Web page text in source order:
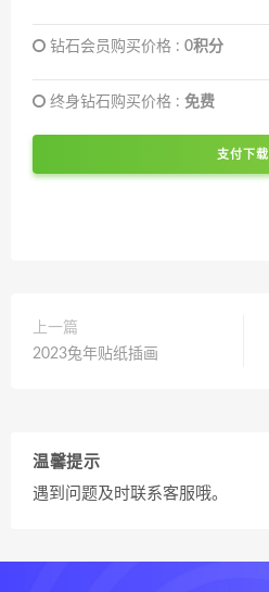
钻石会员购买价格 : 0积分
终身钻石购买价格 : 免费
支付下载
上一篇
2023兔年贴纸插画
温馨提示
遇到问题及时联系客服哦。